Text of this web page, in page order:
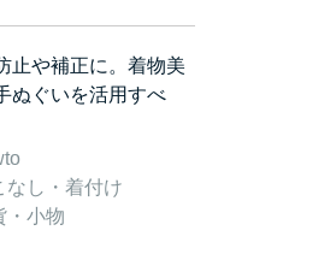
止や補正に。着物美
ぬぐいを活用すべ
なし・着付け
・小物